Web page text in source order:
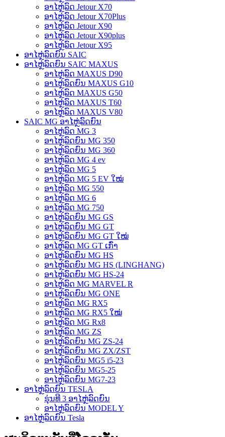
ອາໄຫຼ່ລົດ Jetour X70
ອາໄຫຼ່ລົດ Jetour X70Plus
ອາໄຫຼ່ລົດ Jetour X90
ອາໄຫຼ່ລົດ Jetour X90plus
ອາໄຫຼ່ລົດ Jetour X95
ອາໄຫຼ່ລົດຍົນ SAIC
ອາໄຫຼ່ລົດຍົນ SAIC MAXUS
ອາໄຫຼ່ລົດ MAXUS D90
ອາໄຫຼ່ລົດຍົນ MAXUS G10
ອາໄຫຼ່ລົດ MAXUS G50
ອາໄຫຼ່ລົດ MAXUS T60
ອາໄຫຼ່ລົດ MAXUS V80
SAIC MG ອາໄຫຼ່ລົດຍົນ
ອາໄຫຼ່ລົດ MG 3
ອາໄຫຼ່ລົດຍົນ MG 350
ອາໄຫຼ່ລົດຍົນ MG 360
ອາໄຫຼ່ລົດ MG 4 ev
ອາໄຫຼ່ລົດ MG 5
ອາໄຫຼ່ລົດ MG 5 EV ໃໝ່
ອາໄຫຼ່ລົດ MG 550
ອາໄຫຼ່ລົດ MG 6
ອາໄຫຼ່ລົດ MG 750
ອາໄຫຼ່ລົດຍົນ MG GS
ອາໄຫຼ່ລົດຍົນ MG GT
ອາໄຫຼ່ລົດຍົນ MG GT ໃໝ່
ອາໄຫຼ່ລົດ MG GT ເກົ່າ
ອາໄຫຼ່ລົດຍົນ MG HS
ອາໄຫຼ່ລົດຍົນ MG HS (LINGHANG)
ອາໄຫຼ່ລົດຍົນ MG HS-24
ອາໄຫຼ່ລົດ MG MARVEL R
ອາໄຫຼ່ລົດຍົນ MG ONE
ອາໄຫຼ່ລົດ MG RX5
ອາໄຫຼ່ລົດ MG RX5 ໃໝ່
ອາໄຫຼ່ລົດ MG Rx8
ອາໄຫຼ່ລົດ MG ZS
ອາໄຫຼ່ລົດຍົນ MG ZS-24
ອາໄຫຼ່ລົດຍົນ MG ZX/ZST
ອາໄຫຼ່ລົດຍົນ MG5 i5-23
ອາໄຫຼ່ລົດຍົນ MG5-25
ອາໄຫຼ່ລົດຍົນ MG7-23
ອາໄຫຼ່ລົດຍົນ TESLA
ຮຸ່ນທີ 3 ອາໄຫຼ່ລົດຍົນ
ອາໄຫຼ່ລົດຍົນ MODEL Y
ອາໄຫຼ່ລົດຍົນ Tesla